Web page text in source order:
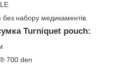
набору медикаментів.
Turniquet pouch:
700 den